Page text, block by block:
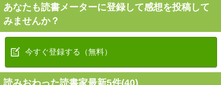
あなたも読書メーターに登録して感想を投稿して
みませんか？
今すぐ登録する（無料）
読みおわった読書家最新5件(40)